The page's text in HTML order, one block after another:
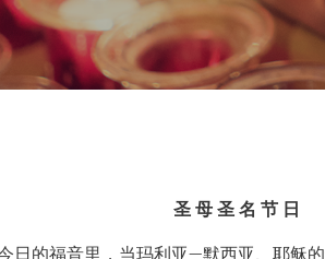
圣 母 圣 名 节 日
日的福音里，当玛利亚—默西亚、耶稣